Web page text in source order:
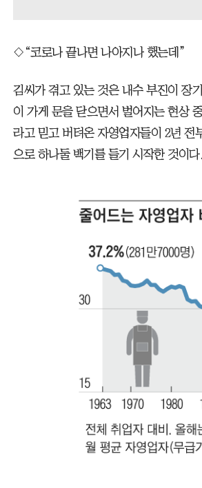
◇“코로나 끝나면 나아지나 했는데”
김씨가 겪고 있는 것은 내수 부진이 장
이 가게 문을 닫으면서 벌어지는 현상
라고 믿고 버텨온 자영업자들이 2년 전
으로 하나둘 백기를 들기 시작한 것이다.